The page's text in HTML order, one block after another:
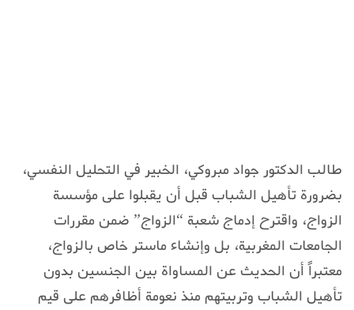
طالب الدكتور جواد مبروكي، الخبير في التحليل النفسي،
بضرورة تأهيل الشباب قبل أن يقبلوا على مؤسسة
الزواج، واقترح إدماج شعبة “الزواج” ضمن مقررات
الجامعات المغربية، بل وإنشاء ماستر خاص بالزواج،
معتبراً أن الحديث عن المساواة بين الجنسين بدون
تأهيل الشباب وتربيتهم منذ نعومة أظافرهم على قيم